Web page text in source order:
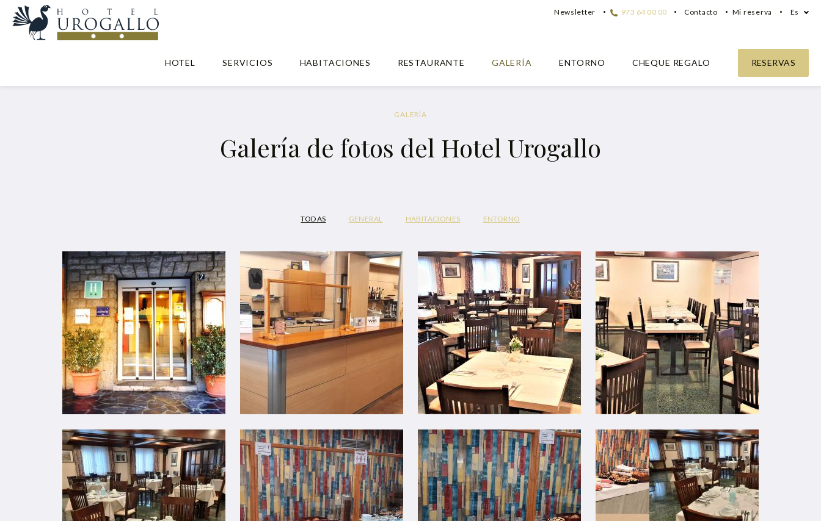
Newsletter 973 64 00 00 Contacto Mi reserva Es
HOTEL SERVICIOS HABITACIONES RESTAURANTE GALERÍA ENTORNO CHEQUE REGALO RESERVAS
GALERÍA
Galería de fotos del Hotel Urogallo
TODAS GENERAL HABITACIONES ENTORNO